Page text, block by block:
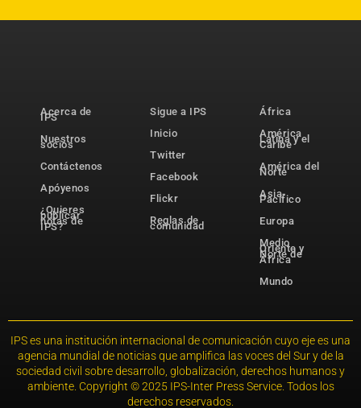
Acerca de
IPS
Nuestros
socios
Contáctenos
Apóyenos
¿Quieres
publicar
notas de
IPS?
Sigue a IPS
Inicio
Twitter
Facebook
Flickr
Reglas de
comunidad
África
América
Latina y el
Caribe
América del
Norte
Asia-
Pacífico
Europa
Medio
Oriente y
Norte de
África
Mundo
IPS es una institución internacional de comunicación cuyo eje es una
agencia mundial de noticias que amplifica las voces del Sur y de la
sociedad civil sobre desarrollo, globalización, derechos humanos y
ambiente. Copyright © 2025 IPS-Inter Press Service. Todos los
derechos reservados.